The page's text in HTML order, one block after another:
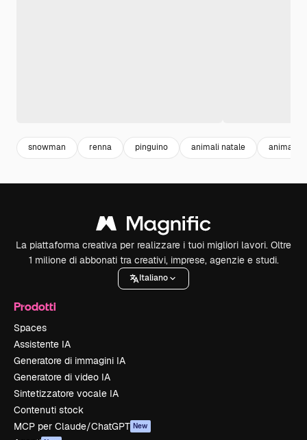
snowman renna pinguino animali natale animali
La piattaforma creativa per realizzare i tuoi migliori lavori. Oltre
1 milione di abbonati tra creativi, imprese, agenzie e studi.
Italiano
Prodotti
Spaces
Assistente IA
Generatore di immagini IA
Generatore di video IA
Sintetizzatore vocale IA
Contenuti stock
MCP per Claude/ChatGPT New